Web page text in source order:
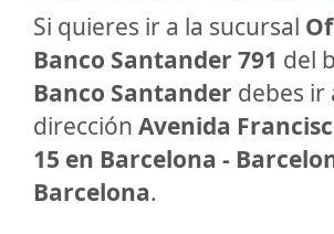
Si quieres ir a la sucursal
Banco Santander 791 del
Banco Santander debes ir
dirección Avenida
15 en Barcelona -
Barcelona.